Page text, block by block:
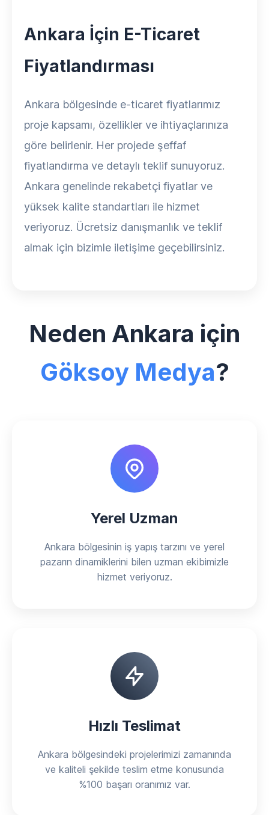
Ankara İçin E-Ticaret
Fiyatlandırması
Ankara bölgesinde e-ticaret fiyatlarımız
proje kapsamı, özellikler ve ihtiyaçlarınıza
göre belirlenir. Her projede şeffaf
fiyatlandırma ve detaylı teklif sunuyoruz.
Ankara genelinde rekabetçi fiyatlar ve
yüksek kalite standartları ile hizmet
veriyoruz. Ücretsiz danışmanlık ve teklif
almak için bizimle iletişime geçebilirsiniz.
Neden Ankara için
Göksoy Medya?
Yerel Uzman
Ankara bölgesinin iş yapış tarzını ve yerel
pazarın dinamiklerini bilen uzman ekibimizle
hizmet veriyoruz.
Hızlı Teslimat
Ankara bölgesindeki projelerimizi zamanında
ve kaliteli şekilde teslim etme konusunda
%100 başarı oranımız var.